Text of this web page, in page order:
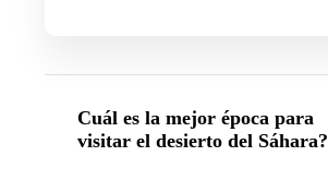
Cuál es la mejor época para
visitar el desierto del Sáhara?